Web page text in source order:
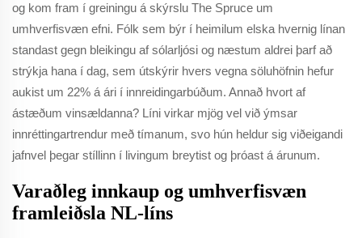
og kom fram í greiningu á skýrslu The Spruce um
umhverfisvæn efni. Fólk sem býr í heimilum elska hvernig línan
standast gegn bleikingu af sólarljósi og næstum aldrei þarf að
strýkja hana í dag, sem útskýrir hvers vegna söluhöfnin hefur
aukist um 22% á ári í innreidingarbúðum. Annað hvort af
ástæðum vinsældanna? Líni virkar mjög vel við ýmsar
innréttingartrendur með tímanum, svo hún heldur sig viðeigandi
jafnvel þegar stíllinn í livingum breytist og þróast á árunum.
Varaðleg innkaup og umhverfisvæn
framleiðsla NL-líns